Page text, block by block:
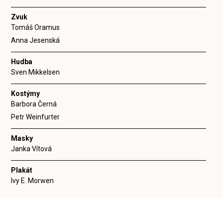
Zvuk
Tomáš Oramus
Anna Jesenská
Hudba
Sven Mikkelsen
Kostýmy
Barbora Černá
Petr Weinfurter
Masky
Janka Vítová
Plakát
Ivy E. Morwen